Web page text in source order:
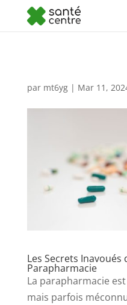
par mt6yg| Mar 11,
Les Secrets
Parapharmacie
La parapharmacie
mais parfois